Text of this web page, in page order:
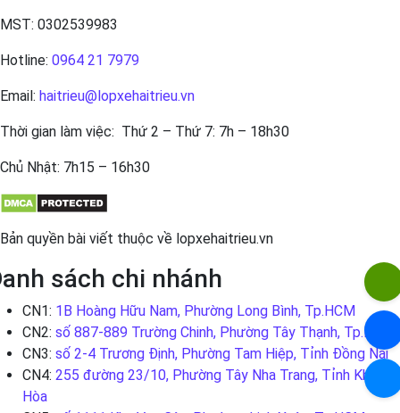
MST: 0302539983
Hotline: 0964 21 7979
Email: haitrieu@lopxehaitrieu.vn
Thời gian làm việc: Thứ 2 – Thứ 7: 7h – 18h30
Chủ Nhật: 7h15 – 16h30
Bản quyền bài viết thuộc về lopxehaitrieu.vn
sách chi nhánh
CN1: 1B Hoàng Hữu Nam, Phường Long Bình, Tp.HCM
CN2: số 887-889 Trường Chinh, Phường Tây Thạnh, Tp.HCM
CN3: số 2-4 Trương Định, Phường Tam Hiệp, Tỉnh Đồng Nai
CN4: 255 đường 23/10, Phường Tây Nha Trang, Tỉnh Khánh
Hòa